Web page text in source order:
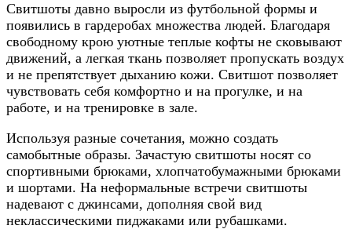
Свитшоты давно выросли из футбольной формы и
появились в гардеробах множества людей. Благодаря
свободному крою уютные теплые кофты не сковывают
движений, а легкая ткань позволяет пропускать воздух
и не препятствует дыханию кожи. Свитшот позволяет
чувствовать себя комфортно и на прогулке, и на
работе, и на тренировке в зале.
Используя разные сочетания, можно создать
самобытные образы. Зачастую свитшоты носят со
спортивными брюками, хлопчатобумажными брюками
и шортами. На неформальные встречи свитшоты
надевают с джинсами, дополняя свой вид
неклассическими пиджаками или рубашками.